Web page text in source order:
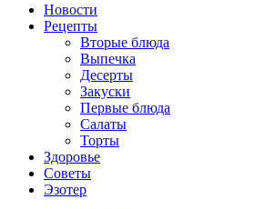
Новости
Рецепты
Вторые блюда
Выпечка
Десерты
Закуски
Первые блюда
Салаты
Торты
Здоровье
Советы
Эзотер